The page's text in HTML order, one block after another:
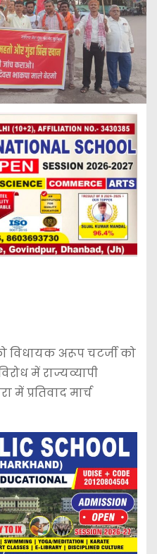
विधायक अरूप चटर्जी को
में राज्यव्यापी
में प्रतिवाद मार्च